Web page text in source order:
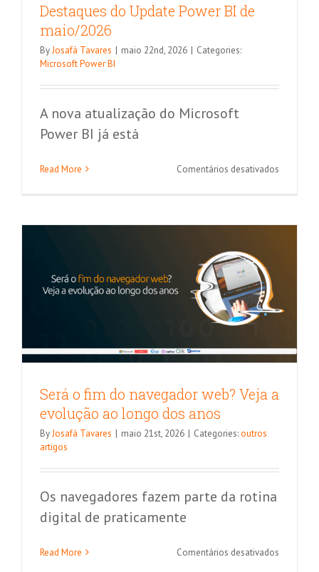
Destaques do Update Power BI de
maio/2026
ByJosafá Tavares | maio 22nd, 2026 | Categories:
Microsoft Power BI
A nova atualização do Microsoft
Power BI já está
Read More Comentários desativados
Power
evolução ao longo dos anos
Será o fim do navegador web? Veja a
evolução ao longo dos anos
ByJosafá Tavares | maio 21st, 2026 | Categories:outros
artigos
Os navegadores fazem parte da rotina
digital de praticamente
Read More Comentários desativados
com fluxos de automação